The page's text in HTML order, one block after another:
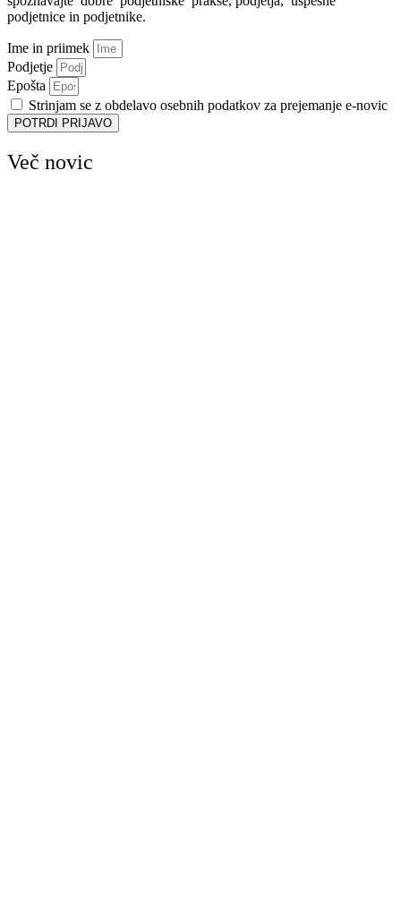
podjetnice in podjetnike.
Ime in priimek
Podjetje
Epošta
Strinjam se z obdelavo osebnih podatkov za prejemanje e-novic
POTRDI PRIJAVO
Več novic